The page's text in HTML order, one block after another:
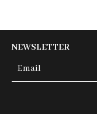
NEWSLETTER